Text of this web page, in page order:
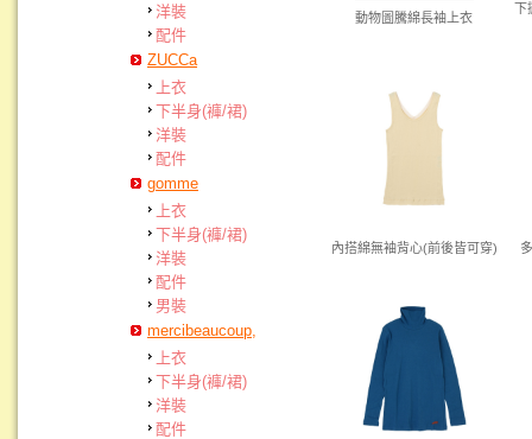
洋裝
配件
ZUCCa
上衣
下半身(褲/裙)
洋裝
配件
gomme
上衣
下半身(褲/裙)
洋裝
配件
男裝
mercibeaucoup,
上衣
下半身(褲/裙)
洋裝
配件
動物圖騰綿長袖上衣
下
內搭綿無袖背心(前後皆可穿)